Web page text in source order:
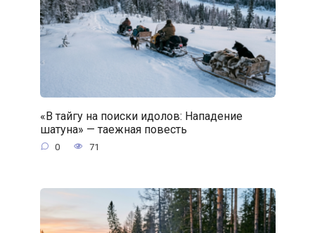
«В тайгу на поиски идолов: Нападение
шатуна» — таежная повесть
0 71